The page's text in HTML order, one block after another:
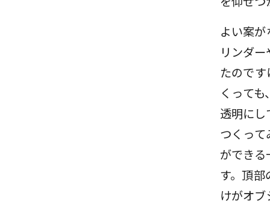
よい案
リンダ
たので
くって
透明に
つくっ
ができ
す。頂
けがオ